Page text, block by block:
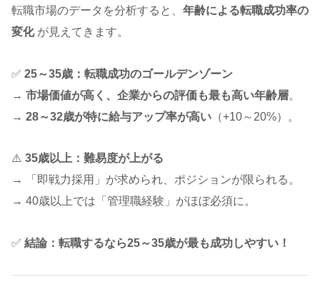
転職市場のデータを分析すると、 年齢による転職成功率の
変化が見えてきます。
✅ 25～35歳：転職成功のゴールデンゾーン
→ 市場価値が高く、企業からの評価も最も高い年齢層。
→ 28～32歳が特に給与アップ率が高い （+10～20%）。
⚠️ 35歳以上：難易度が上がる
→ 「即戦力採用」が求められ、ポジションが限られる。
→ 40歳以上では「管理職経験」がほぼ必須に。
✅ 結論：転職するなら25～35歳が最も成功しやすい！